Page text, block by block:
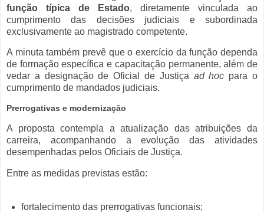
função típica de Estado, diretamente vinculada ao
cumprimento das decisões judiciais e subordinada
exclusivamente ao magistrado competente.
A minuta também prevê que o exercício da função dependa
de formação específica e capacitação permanente, além de
vedar a designação de Oficial de Justiça ad hoc para o
cumprimento de mandados judiciais.
Prerrogativas e modernização
A proposta contempla a atualização das atribuições da
carreira, acompanhando a evolução das atividades
desempenhadas pelos Oficiais de Justiça.
Entre as medidas previstas estão:
fortalecimento das prerrogativas funcionais;